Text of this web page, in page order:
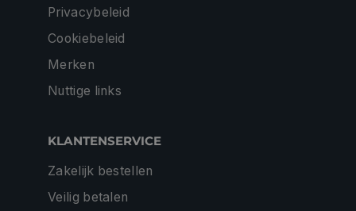
Privacybeleid
Cookiebeleid
Merken
Nuttige links
KLANTENSERVICE
Zakelijk bestellen
Veilig betalen